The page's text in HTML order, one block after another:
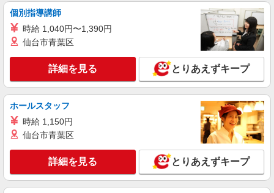
株式会社kotrio /●TC-H-1883080
＜府中駅＞綺麗な病院の看護助手
時給1600円〜2250円 ＜日払い有/週払い有/交
府中市
詳細を見る
派遣社員
株式会社kotrio /●TC-H-1884952
＜中河原駅＞病院の看護助手＊医療行為はあり
ません！補助のみ！
時給1600円〜2250円 ＜日払い有/週払い有/交
通費全支給(ガソリン代含む)＞
個別指導講師
時給 1,040円〜1,390円
仙台市青葉区
詳細を見る とりあえずキープ
ホールスタッフ
時給 1,150円
仙台市青葉区
詳細を見る とりあえずキープ